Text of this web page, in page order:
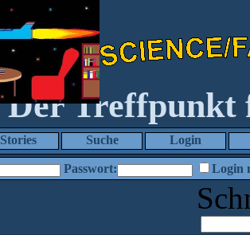
Der Treffpunkt
Stories Suche Login
Passwort: Login